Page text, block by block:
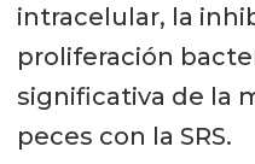
intracelular, la
proliferación
significativa de la
peces con la SRS.